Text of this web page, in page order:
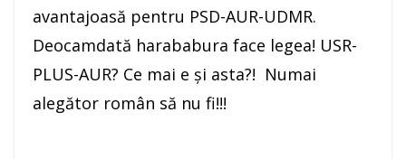
avantajoasă pentru PSD-AUR-UDMR.
Deocamdată harababura face legea! USR-
PLUS-AUR? Ce mai e și asta?! Numai
alegător român să nu fi!!!